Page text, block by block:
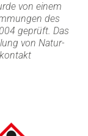
von einem
des
geprüft. Das
von Natur-